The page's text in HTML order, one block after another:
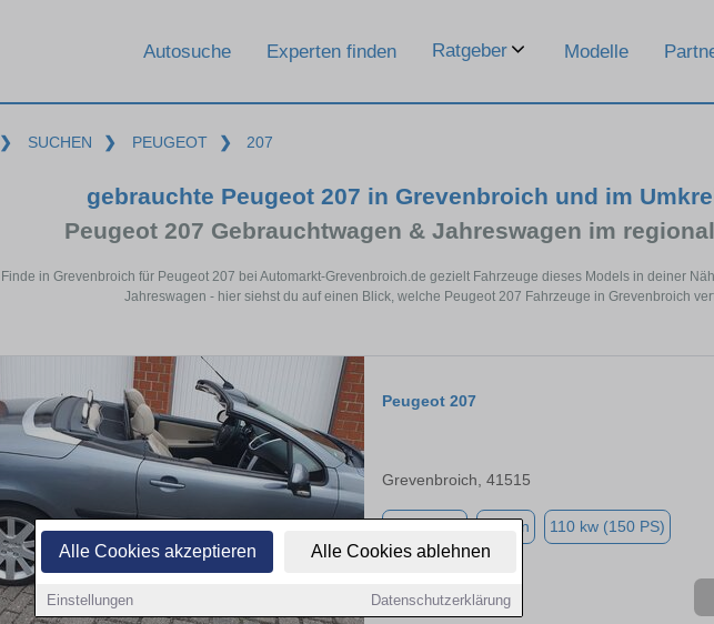
Alle Cookies akzeptieren Alle Cookies ablehnen
Einstellungen Datenschutzerklärung
Autosuche Experten finden Ratgeber Modelle
❯ SUCHEN ❯ PEUGEOT ❯ 207
gebrauchte Peugeot 207 in Grevenbroich und im
Peugeot 207 Gebrauchtwagen & Jahreswagen im
Finde in Grevenbroich für Peugeot 207 bei Automarkt-Grevenbroich.de gezielt Fahrzeuge dieses Models in deiner
Jahreswagen - hier siehst du auf einen Blick, welche Peugeot 207 Fahrzeuge in Grevenbroich
Peugeot 207
Grevenbroich, 41515
Benzin 110 kw (150 PS)